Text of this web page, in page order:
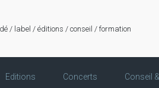
/ label / éditions / conseil / formation
Editions Concerts Conseil